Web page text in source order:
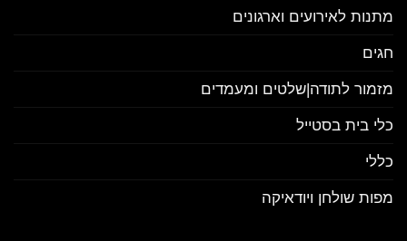
מתנות לאירועים וארגונים
חגים
מזמור לתודה|שלטים ומעמדים
כלי בית בסטייל
כללי
מפות שולחן ויודאיקה